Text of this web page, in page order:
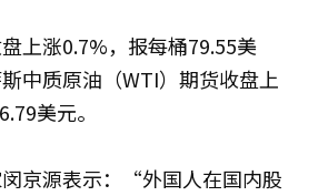
上涨0.7%，报每桶79.55美
中质原油（WTI）期货收盘上
美元。
京源表示：“外国人在国内股